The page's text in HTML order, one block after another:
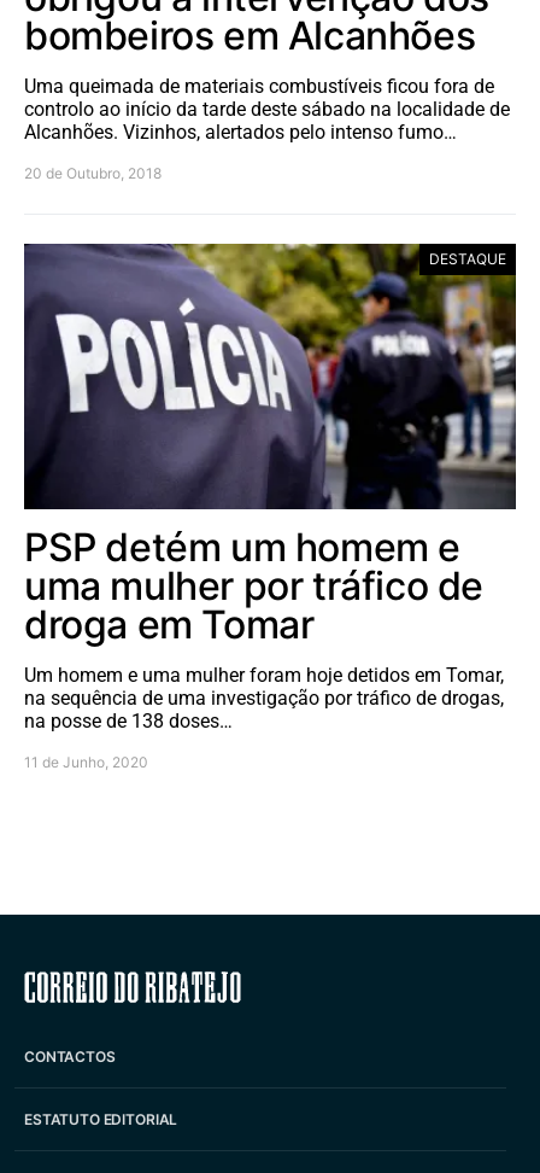
bombeiros em Alcanhões
Uma queimada de materiais combustíveis ficou fora de
controlo ao início da tarde deste sábado na localidade de
Alcanhões. Vizinhos, alertados pelo intenso fumo…
20 de Outubro, 2018
DESTAQUE
PSP detém um homem e
uma mulher por tráfico de
droga em Tomar
Um homem e uma mulher foram hoje detidos em Tomar,
na sequência de uma investigação por tráfico de drogas,
na posse de 138 doses…
11 de Junho, 2020
Correio do Ribatejo
CONTACTOS
ESTATUTO EDITORIAL